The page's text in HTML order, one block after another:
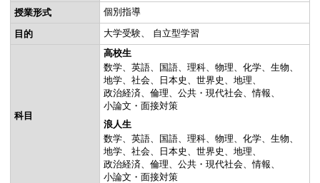
授業形式 個別指導
目的 大学受験 自立型学習
科目
高校生
数学
英語 国語 理科 物理 化学
生物
地学
社会 日本史 世界史
地理
政治経済
倫理 公共・現代社会
情報
小論文・面接対策
浪人生
数学
英語 国語 理科 物理 化学
生物
地学
社会 日本史 世界史
地理
政治経済
倫理 公共・現代社会
情報
小論文・面接対策